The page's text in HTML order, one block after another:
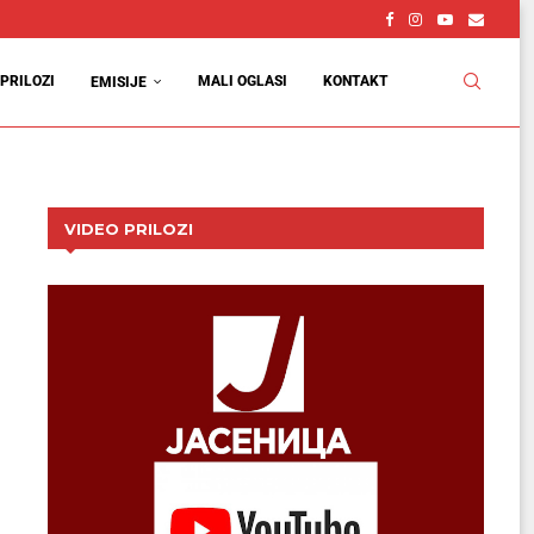
PRILOZI EMISIJE MALI OGLASI KONTAKT
VIDEO PRILOZI